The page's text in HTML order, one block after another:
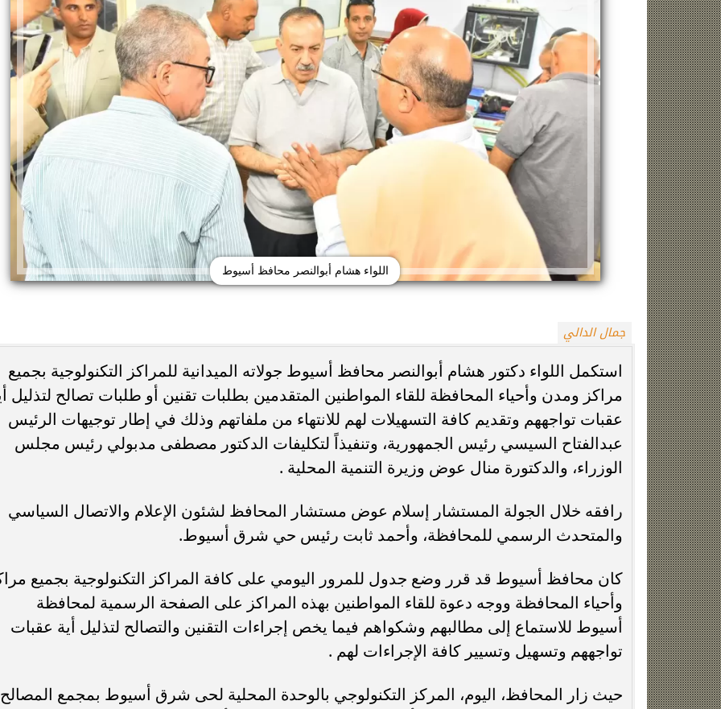
اللواء هشام أبوالنصر محافظ أسيوط
جمال الدالي
استكمل اللواء دكتور هشام أبوالنصر محافظ أسيوط جولاته الميدانية للمراكز التكنولوجية بجميع
مراكز ومدن وأحياء المحافظة للقاء المواطنين المتقدمين بطلبات تقنين أو طلبات تصالح لتذليل
عقبات تواجههم وتقديم كافة التسهيلات لهم للانتهاء من ملفاتهم وذلك في إطار توجيهات الرئيس
عبدالفتاح السيسي رئيس الجمهورية، وتنفيذاً لتكليفات الدكتور مصطفى مدبولي رئيس مجلس
الوزراء، والدكتورة منال عوض وزيرة التنمية المحلية .
رافقه خلال الجولة المستشار إسلام عوض مستشار المحافظ لشئون الإعلام والاتصال السياسي
والمتحدث الرسمي للمحافظة، وأحمد ثابت رئيس حي شرق أسيوط.
كان محافظ أسيوط قد قرر وضع جدول للمرور اليومي على كافة المراكز التكنولوجية بجميع
وأحياء المحافظة ووجه دعوة للقاء المواطنين بهذه المراكز على الصفحة الرسمية لمحافظة
أسيوط للاستماع إلى مطالبهم وشكواهم فيما يخص إجراءات التقنين والتصالح لتذليل أية عقبات
تواجههم وتسهيل وتسيير كافة الإجراءات لهم .
حيث زار المحافظ، اليوم، المركز التكنولوجي بالوحدة المحلية لحى شرق أسيوط بمجمع المصالح
زينة عمرو تتوج بجائزة الأفضل بعد تأهل مصر
التاريخي لنصف نهائي مونديال...
السيسي يدعم ناشئات مصر لكرة اليد بعد
التأهل التاريخي إلى نصف نهائي...
خطوبة ملك قورة ويوسف عثمان..
عائلي مرتقب في الساحل